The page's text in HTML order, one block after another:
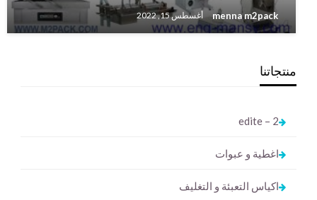
menna m2pack أغسطس 15, 2022
منتجاتنا
2 – edite
اغطية و عبوات
اكياس التعبئة و التغليف